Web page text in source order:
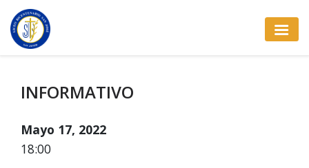
INFORMATIVO
Mayo 17, 2022
18:00